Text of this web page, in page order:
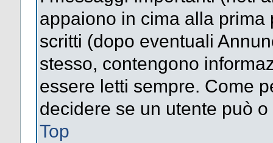
appaiono in cima alla
scritti (dopo eventuali
stesso, contengono
essere letti sempre. Come
decidere se un utente può
Top